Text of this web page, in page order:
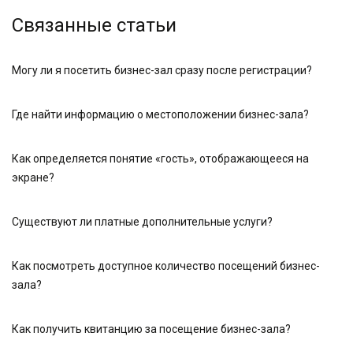
Связанные статьи
Могу ли я посетить бизнес-зал сразу после регистрации?
Где найти информацию о местоположении бизнес-зала?
Как определяется понятие «гость», отображающееся на
экране?
Существуют ли платные дополнительные услуги?
Как посмотреть доступное количество посещений бизнес-
зала?
Как получить квитанцию за посещение бизнес-зала?